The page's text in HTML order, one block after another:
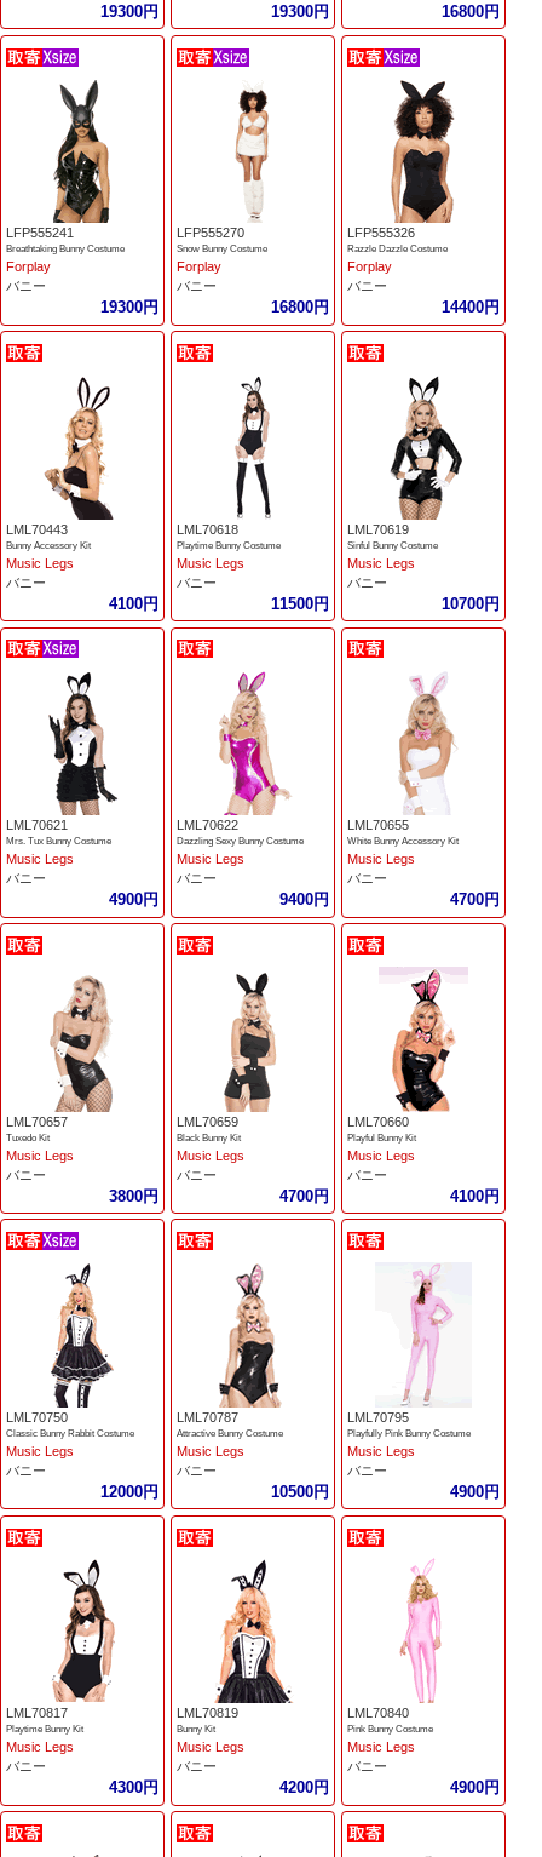
19300円 19300円 16800円
LFP555241
Breathtaking Bunny Costume
Forplay
バニー
19300円
LFP555270
Snow Bunny Costume
Forplay
バニー
16800円
LFP555326
Razzle Dazzle Costume
Forplay
バニー
14400円
LML70443
Bunny Accessory Kit
Music Legs
バニー
4100円
LML70618
Playtime Bunny Costume
Music Legs
バニー
11500円
LML70619
Sinful Bunny Costume
Music Legs
バニー
10700円
LML70621
Mrs. Tux Bunny Costume
Music Legs
バニー
4900円
LML70622
Dazzling Sexy Bunny Costume
Music Legs
バニー
9400円
LML70655
White Bunny Accessory Kit
Music Legs
バニー
4700円
LML70657
Tuxedo Kit
Music Legs
バニー
3800円
LML70659
Black Bunny Kit
Music Legs
バニー
4700円
LML70660
Playful Bunny Kit
Music Legs
バニー
4100円
LML70750
Classic Bunny Rabbit Costume
Music Legs
バニー
12000円
LML70787
Attractive Bunny Costume
Music Legs
バニー
10500円
LML70795
Playfully Pink Bunny Costume
Music Legs
バニー
4900円
LML70817
Playtime Bunny Kit
Music Legs
バニー
4300円
LML70819
Bunny Kit
Music Legs
バニー
4200円
LML70840
Pink Bunny Costume
Music Legs
バニー
4900円